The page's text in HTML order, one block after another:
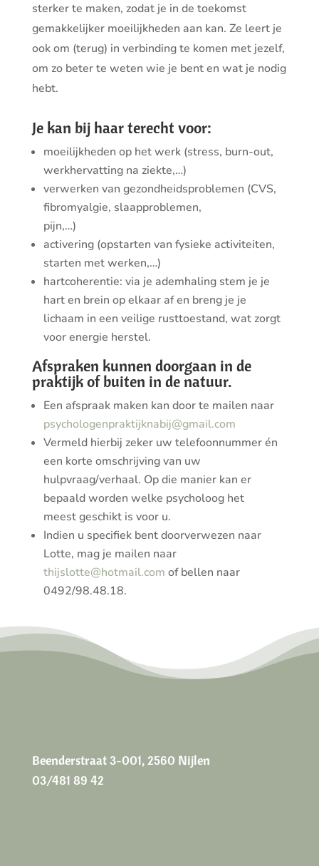
sterker te maken, zodat je in de toekomst
gemakkelijker moeilijkheden aan kan. Ze leert je
ook om (terug) in verbinding te komen met jezelf,
om zo beterte weten wie je bent en wat je nodig
hebt.
Je kan bij haar terecht voor:
moeilijkheden op het werk (stress, burn-out,
werkhervatting na ziekte,…)
verwerken van gezondheidsproblemen (CVS,
fibromyalgie, slaapproblemen,
pijn,…)
activering (opstarten van fysieke activiteiten,
starten met werken,…)
hartcoherentie: via je ademhaling stem je je
hart en brein op elkaar af en breng je je
lichaam in een veilige rusttoestand, wat zorgt
voor energie herstel.
Afspraken kunnen doorgaan in de
praktijk of buiten in de natuur.
Een afspraak maken kan door te mailen naar
psychologenpraktijknabij@gmail.com
Vermeld hierbij zeker uw telefoonnummer én
een korte omschrijving van uw
hulpvraag/verhaal. Op die manier kan er
bepaald worden welke psycholoog het
meest geschikt is voor u.
Indien u specifiek bent doorverwezen naar
Lotte, mag je mailen naar
thijslotte@hotmail.com of bellen naar
0492/98.48.18.
Beenderstraat 3-001, 2560 Nijlen
03/481 89 42